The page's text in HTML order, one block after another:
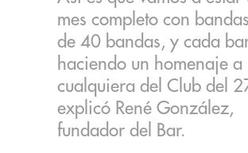
mes completo con
de 40 bandas, y cada
haciendo un homenaje a
cualquiera del Club del
explicó René González,
fundador del Bar.